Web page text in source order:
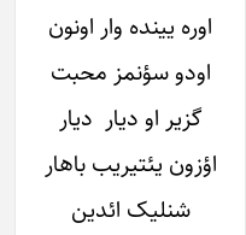
اوره یینده وار اونون
اودو سؤنمز محبت
گزیر او دیار دیار
اؤزون یئتیریب باهار
شنلیک ائدین